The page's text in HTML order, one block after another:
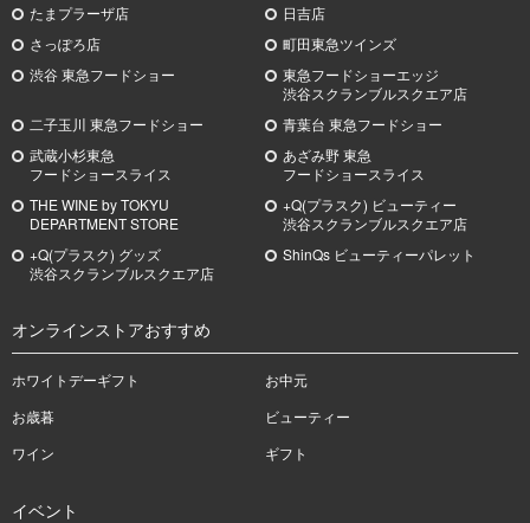
たまプラーザ店
日吉店
さっぽろ店
町田東急ツインズ
渋谷 東急フードショー
東急フードショーエッジ
渋谷スクランブルスクエア店
二子玉川 東急フードショー
青葉台 東急フードショー
武蔵小杉東急
フードショースライス
あざみ野東急
フードショースライス
THE WINE by TOKYU
DEPARTMENT STORE
+Q(プラスク) ビューティー
渋谷スクランブルスクエア店
+Q(プラスク) グッズ
渋谷スクランブルスクエア店
ShinQs ビューティーパレット
オンラインストアおすすめ
ホワイトデーギフト
お中元
お歳暮
ビューティー
ワイン
ギフト
イベント